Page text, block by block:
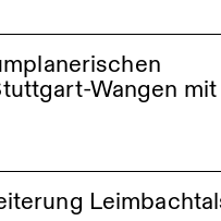
Wangen mit